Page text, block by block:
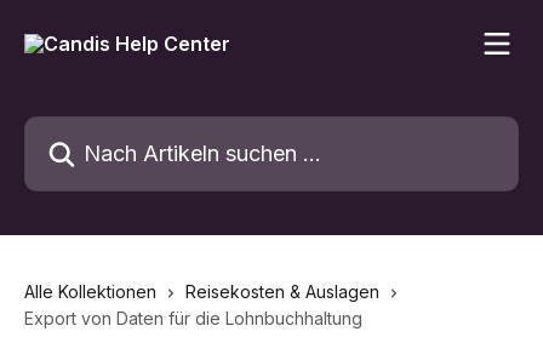
Nach Artikeln suchen …
Alle Kollektionen
Reisekosten & Auslagen
Export von Daten für die Lohnbuchhaltung